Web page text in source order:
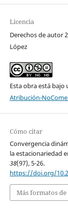
Licencia
Derechos de autor
López
Esta obra está bajo
Atribución-
Cómo citar
Convergencia
la estacionariedad
38(97), 5-26.
https://doi.org/
Más formatos de